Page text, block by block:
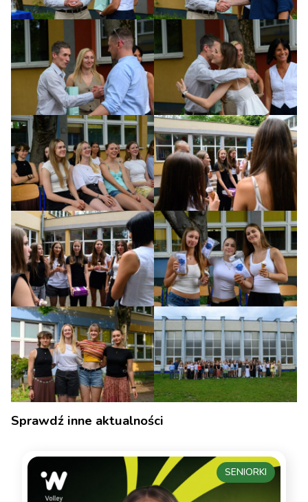
Sprawdź inne aktualności
SENIORKI